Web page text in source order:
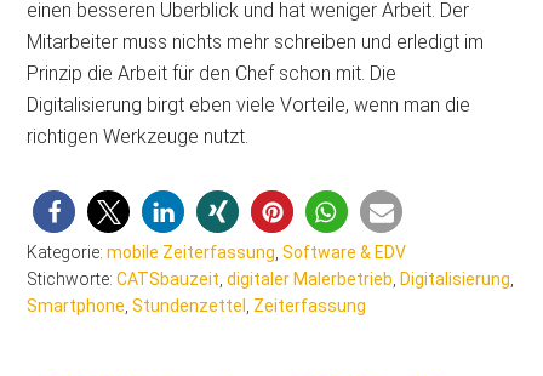
einen besseren Überblick und hat weniger Arbeit. Der
Mitarbeiter muss nichts mehr schreiben und erledigt im
Prinzip die Arbeit für den Chef schon mit. Die
Digitalisierung birgt eben viele Vorteile, wenn man die
richtigen Werkzeuge nutzt.
Kategorie:mobile Zeiterfassung ,Software & EDV
Stichworte:CATSbauzeit ,digitaler Malerbetrieb Digitalisierung
Smartphone ,Stundenzettel Zeiterfassung